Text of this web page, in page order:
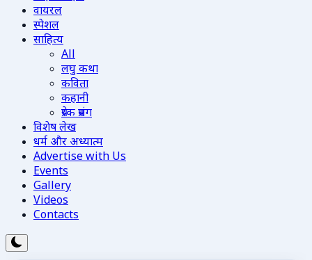
वायरल
स्पेशल
साहित्य
All
लघु कथा
कविता
कहानी
प्रेरक प्रसंग
विशेष लेख
धर्म और अध्यात्म
Advertise with Us
Events
Gallery
Videos
Contacts